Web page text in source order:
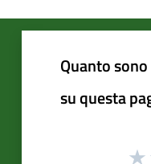
Quanto
su questa